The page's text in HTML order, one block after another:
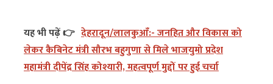
यह भी पढ़ें 👉 देहरादून/लालकुआँ:- जनहित और विकास को
लेकर कैबिनेट मंत्री सौरभ बहुगुणा से मिले भाजयुमो प्रदेश
महामंत्री दीपेंद्र सिंह कोश्यारी, महत्वपूर्ण मुद्दों पर हुई चर्चा